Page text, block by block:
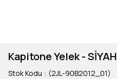
Kapitone Yelek - SİYAH
Stok Kodu (2JL-90B2012_01)